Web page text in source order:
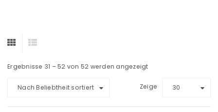
Ergebnisse 31 – 52 von 52 werden angezeigt
Nach Beliebtheit sortiert Zeige 30